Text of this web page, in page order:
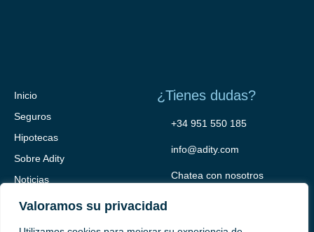
Valoramos su privacidad
Inicio
Seguros
Hipotecas
Sobre Adity
Noticias
Contacto
¿Tienes dudas?
+34 951 550 185
info@adity.com
Chatea con nosotros